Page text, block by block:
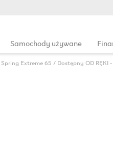
Samochody używane
Spring Extreme 65 / Dostępny OD RĘKI